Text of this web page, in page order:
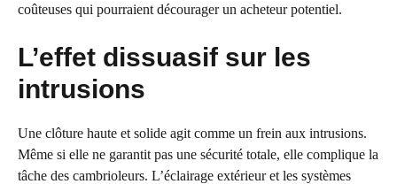
coûteuses qui pourraient décourager un acheteur potentiel.
L’effet dissuasif sur les
intrusions
Une clôture haute et solide agit comme un frein aux intrusions.
Même si elle ne garantit pas une sécurité totale, elle complique la
tâche des cambrioleurs. L’éclairage extérieur et les systèmes